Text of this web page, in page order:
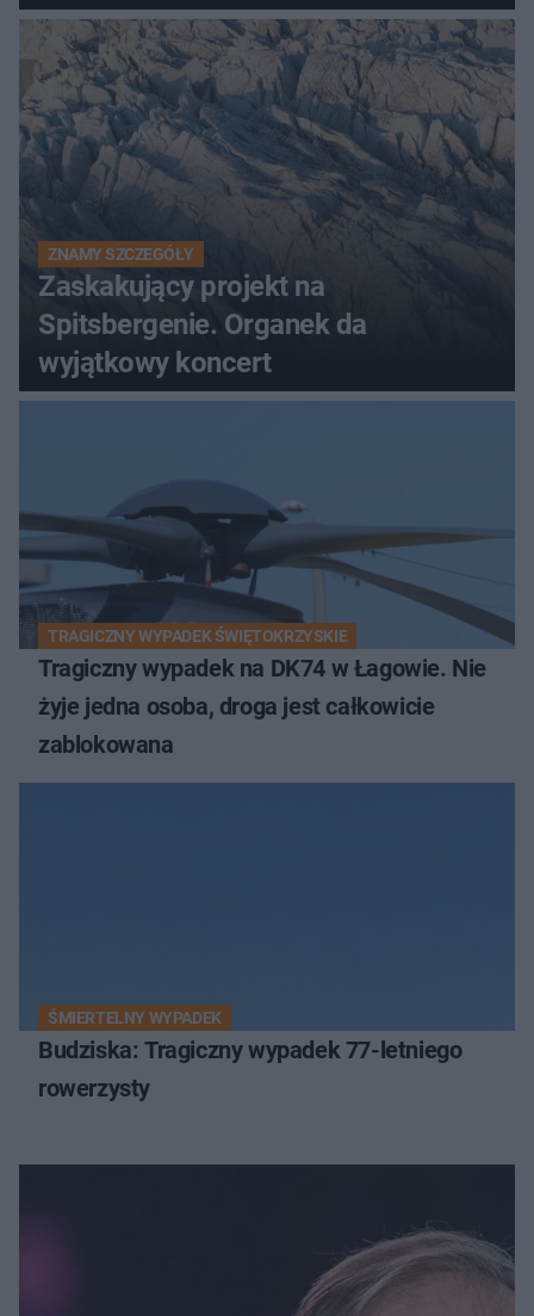
ZNAMY SZCZEGÓŁY
Zaskakujący projekt na
Spitsbergenie. Organek da
wyjątkowy koncert
TRAGICZNY WYPADEK ŚWIĘTOKRZYSKIE
Tragiczny wypadek na DK74 w Łagowie. Nie
żyje jedna osoba, droga jest całkowicie
zablokowana
ŚMIERTELNY WYPADEK
Budziska: Tragiczny wypadek 77-letniego
rowerzysty